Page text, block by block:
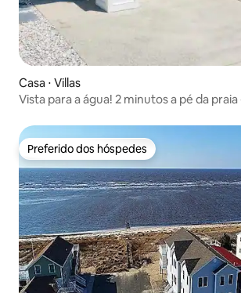
Casa ⋅ Villas
Vista para a água! 2 minutos a pé da praia
Preferido dos hóspedes
Preferido dos hóspedes